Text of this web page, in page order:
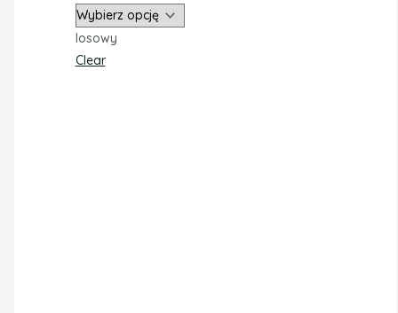
losowy
Clear